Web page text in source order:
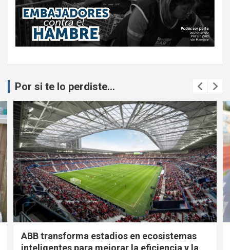
Por si te lo perdiste...
ABB transforma estadios en ecosistemas